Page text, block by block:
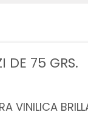
DE 75 GRS.
VINILICA